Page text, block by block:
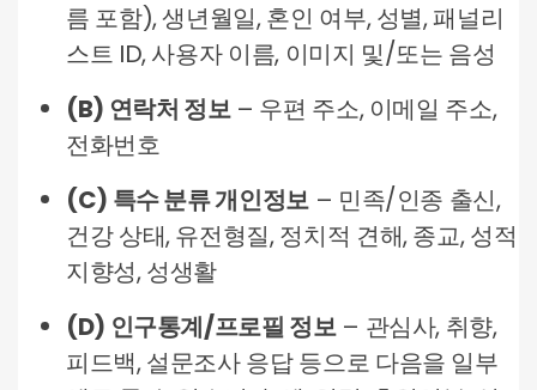
름 포함), 생년월일, 혼인 여부, 성별, 패널리
스트 ID, 사용자 이름, 이미지 및/또는 음성
(B) 연락처 정보– 우편 주소, 이메일 주소,
전화번호
(C) 특수 분류 개인정보– 민족/인종 출신,
건강 상태, 유전형질, 정치적 견해, 종교, 성적
지향성, 성생활
(D) 인구통계/프로필 정보– 관심사, 취향,
피드백, 설문조사 응답 등으로 다음을 일부